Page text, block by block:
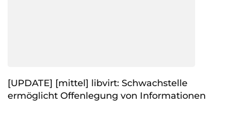
[UPDATE] [mittel] libvirt: Schwachstelle
ermöglicht Offenlegung von Informationen